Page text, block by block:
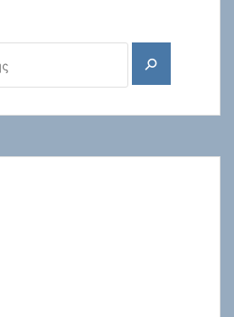
Αναζήτηση